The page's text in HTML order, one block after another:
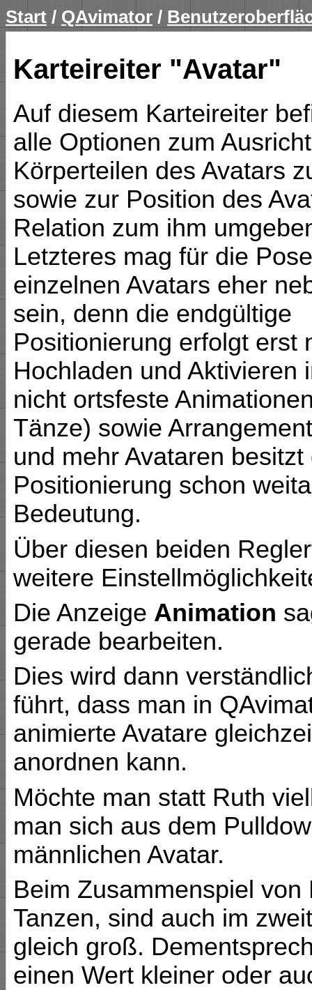
Start / QAvimator /
Karteireiter "Avatar"
Auf diesem Karteireiter
alle Optionen zum
Körperteilen des Avatars
sowie zur Position des
Relation zum ihm
Letzteres mag für die
einzelnen Avatars eher
sein, denn die endgültige
Positionierung erfolgt erst
Hochladen und Aktivieren
nicht ortsfeste
Tänze) sowie
und mehr Avataren
Positionierung schon
Bedeutung.
Über diesen beiden
weitere
Die Anzeige Animation
gerade bearbeiten.
Dies wird dann
führt, dass man in
animierte Avatare
anordnen kann.
Möchte man statt Ruth
man sich aus dem
männlichen Avatar.
Beim Zusammenspiel
Tanzen, sind auch im
gleich groß.
einen Wert kleiner oder